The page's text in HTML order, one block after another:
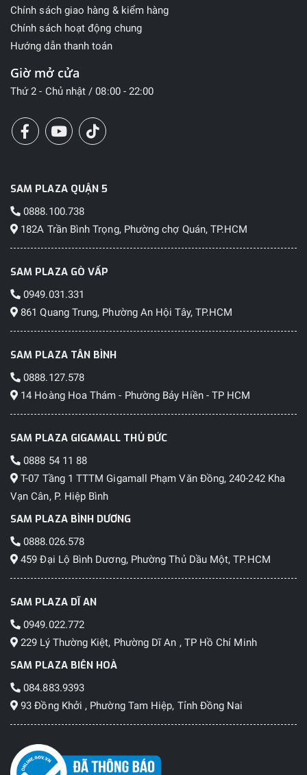
Chính sách giao hàng & kiểm hàng
Chính sách hoạt động chung
Hướng dẫn thanh toán
Giờ mở cửa
Thứ 2 - Chủ nhật / 08:00 - 22:00
SAM PLAZA QUẬN 5
0888.100.738
182A Trần Bình Trọng, Phường chợ Quán, TP.HCM
SAM PLAZA GÒ VẤP
0949.031.331
861 Quang Trung, Phường An Hội Tây, TP.HCM
SAM PLAZA TÂN BÌNH
0888.127.578
14 Hoàng Hoa Thám - Phường Bảy Hiền - TP HCM
SAM PLAZA GIGAMALL THỦ ĐỨC
0888 54 11 88
T-07 Tầng 1 TTTM Gigamall Phạm Văn Đồng, 240-242 Kha
Vạn Cân, P. Hiệp Bình
SAM PLAZA BÌNH DƯƠNG
0888.026.578
459 Đại Lộ Bình Dương, Phường Thủ Dầu Một, TP.HCM
SAM PLAZA DĨ AN
0949.022.772
229 Lý Thường Kiệt, Phường Dĩ An , TP Hồ Chí Minh
SAM PLAZA BIÊN HOÀ
084.883.9393
93 Đồng Khởi , Phường Tam Hiệp, Tỉnh Đồng Nai